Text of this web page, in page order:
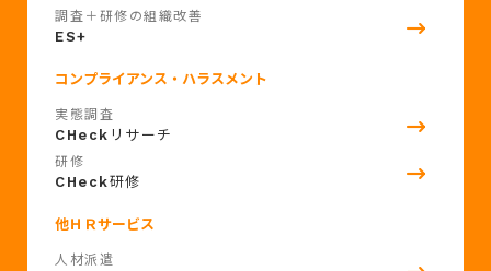
調査＋研修の組織改善
ES+
コンプライアンス・ハラスメント
実態調査
CHeck リサーチ
研修
CHeck研修
他ＨＲサービス
人材派遣